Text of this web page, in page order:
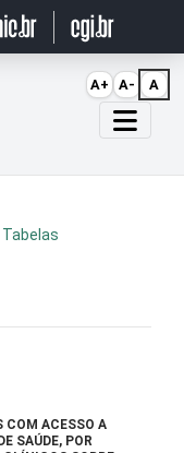
Tabelas
COM ACESSO A
SAÚDE, POR
A+ A- A